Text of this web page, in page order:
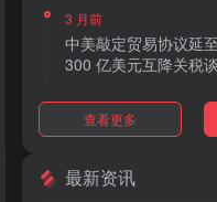
3 月前
中美敲定贸易协议延
300 亿美元互降关税
3 月前
TikTok Shop 上线 “三
3 月前
查看更多
最新资讯